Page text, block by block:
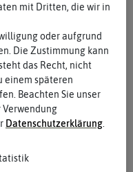
mit Dritten, die wir in
oder aufgrund
Die Zustimmung kann
das Recht, nicht
einem späteren
Beachten Sie unser
Daten­schutz­erklärung